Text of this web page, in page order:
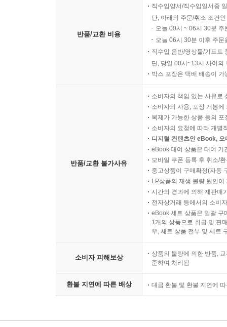
반품/교환 비용
직수입양서/직수입일서중
단, 아래의 주문/취소 조건
오늘 00시 ~ 06시 30분
오늘 06시 30분 이후 주
직수입 음반/영상물/기프트
단, 당일 00시~13시 사이의
박스 포장은 택배 배송이
반품/교환 불가사유
소비자의 책임 있는 사유로
소비자의 사용, 포장 개봉
복제가 가능한 상품 등의
소비자의 요청에 따라 개별
디지털 컨텐츠인 eBook,
eBook 대여 상품은 대여 기
모바일 쿠폰 등록 후 취소/
중고상품이 구매확정(자동
LP상품의 재생 불량 원인
시간의 경과에 의해 재판매
전자상거래 등에서의 소비
eBook 세트 상품은 일괄 구
1개의 상품으로 취급 및 판
우, 세트 상품 전부 및 세트
소비자 피해보상
상품의 불량에 의한 반품,
준하여 처리됨
환불 지연에 따른 배상 대금 환불 및 환불 지연에